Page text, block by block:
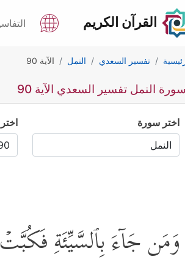
القرآن الكريم
تفسير السعدي النمل الآية 90
سورة النمل تفسير السعدي الآية 90
اختر سورة
وَمَن جَاۤءَ بِٱلسَّیِّئَةِ